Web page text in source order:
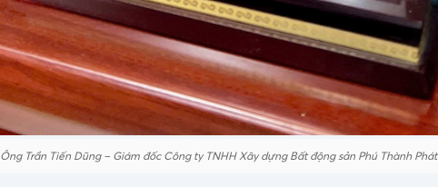
Ông Trần Tiến Dũng – Giám đốc Công ty TNHH Xây dựng Bất động sản Phú Thành Phát